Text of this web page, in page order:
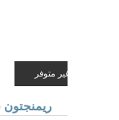
غير متوفر